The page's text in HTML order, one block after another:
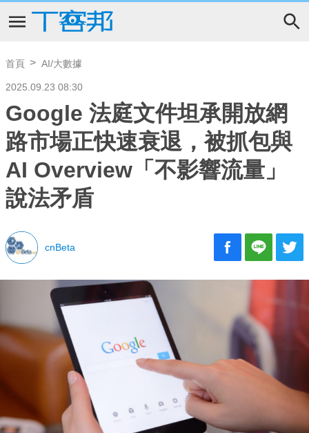
首頁 AI/大數據
2025.09.23 08:30
Google 法庭文件坦承開放網
路市場正快速衰退，被抓包與
AI Overview「不影響流量」
說法矛盾
cnBeta